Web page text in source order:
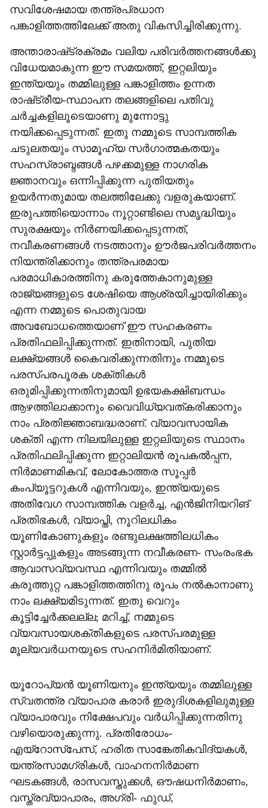
സവിശേഷമായ തന്ത്രപ്രധാന
പങ്കാളിത്തത്തിലേക്ക് അതു വികസിച്ചിരിക്കുന്നു.
അന്താരാഷ്‌ട്രക്രമം വലിയ പരിവർത്തനങ്ങൾക്കു
വിധേയമാകുന്ന ഈ സമയത്ത്, ഇറ്റലിയും
ഇന്ത്യയും തമ്മിലുള്ള പങ്കാളിത്തം ഉന്നത
രാഷ്‌ട്രീയ-സ്ഥാപന തലങ്ങളിലെ പതിവു
ചർച്ചകളിലൂടെയാണു മുന്നോട്ടു
നയിക്കപ്പെടുന്നത്. ഇതു നമ്മുടെ സാമ്പത്തിക
ചടുലതയും സാമൂഹ്യ സർഗാത്മകതയും
സഹസ്രാബ്ദങ്ങൾ പഴക്കമുള്ള നാഗരിക
ജ്ഞാനവും ഒന്നിപ്പിക്കുന്ന പുതിയതും
ഉയർന്നതുമായ തലത്തിലേക്കു വളരുകയാണ്.
ഇരുപത്തിയൊന്നാം നൂറ്റാണ്ടിലെ സമൃദ്ധിയും
സുരക്ഷയും നിർണയിക്കപ്പെടുന്നത്,
നവീകരണങ്ങൾ നടത്താനും ഊർജപരിവർത്തനം
നിയന്ത്രിക്കാനും തന്ത്രപരമായ
പരമാധികാരത്തിനു കരുത്തേകാനുമുള്ള
രാജ്യങ്ങളുടെ ശേഷിയെ ആശ്രയിച്ചായിരിക്കും
എന്ന നമ്മുടെ പൊതുവായ
അവബോധത്തെയാണ് ഈ സഹകരണം
പ്രതിഫലിപ്പിക്കുന്നത്. ഇതിനായി, പുതിയ
ലക്ഷ്യങ്ങൾ കൈവരിക്കുന്നതിനും നമ്മുടെ
പരസ്പരപൂരക ശക്തികൾ
ഒരുമിപ്പിക്കുന്നതിനുമായി ഉഭയകക്ഷിബന്ധം
ആഴത്തിലാക്കാനും വൈവിധ്യവത്കരിക്കാനും
നാം പ്രതിജ്ഞാബദ്ധരാണ്. വ്യാവസായിക
ശക്തി എന്ന നിലയിലുള്ള ഇറ്റലിയുടെ സ്ഥാനം
പ്രതിഫലിപ്പിക്കുന്ന ഇറ്റാലിയൻ രൂപകൽപ്പന,
നിർമാണമികവ്, ലോകോത്തര സൂപ്പർ
കംപ്യൂട്ടറുകൾ എന്നിവയും, ഇന്ത്യയുടെ
അതിവേഗ സാമ്പത്തിക വളർച്ച, എൻജിനിയറിങ്
പ്രതിഭകൾ, വ്യാപ്തി, നൂറിലധികം
യൂണികോണുകളും രണ്ടുലക്ഷത്തിലധികം
സ്റ്റാർട്ടപ്പുകളും അടങ്ങുന്ന നവീകരണ- സംരംഭക
ആവാസവ്യവസ്ഥ എന്നിവയും തമ്മിൽ
കരുത്തുറ്റ പങ്കാളിത്തത്തിനു രൂപം നൽകാനാണു
നാം ലക്ഷ്യമിടുന്നത്. ഇതു വെറും
കൂട്ടിച്ചേർക്കലല്ല; മറിച്ച്, നമ്മുടെ
വ്യവസായശക്തികളുടെ പരസ്പരമുള്ള
മൂല്യവർധനയുടെ സഹനിർമിതിയാണ്.
യൂറോപ്യൻ യൂണിയനും ഇന്ത്യയും തമ്മിലുള്ള
സ്വതന്ത്ര വ്യാപാര കരാർ ഇരുദിശകളിലുമുള്ള
വ്യാപാരവും നിക്ഷേപവും വർധിപ്പിക്കുന്നതിനു
വഴിയൊരുക്കുന്നു. പ്രതിരോധം-
എയ്‌റോസ്പേസ്, ഹരിത സാങ്കേതികവിദ്യകൾ,
യന്ത്രസാമഗ്രികൾ, വാഹനനിർമാണ
ഘടകങ്ങൾ, രാസവസ്തുക്കൾ, ഔഷധനിർമാണം,
വസ്ത്രവ്യാപാരം, അഗ്രി- ഫുഡ്,